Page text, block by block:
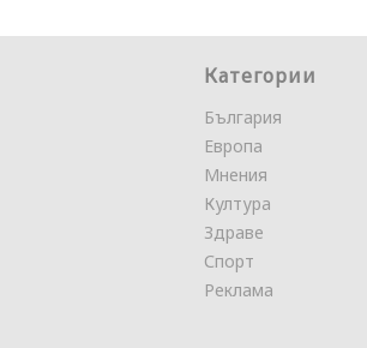
Категории
България
Европа
Мнения
Култура
Здраве
Спорт
Реклама